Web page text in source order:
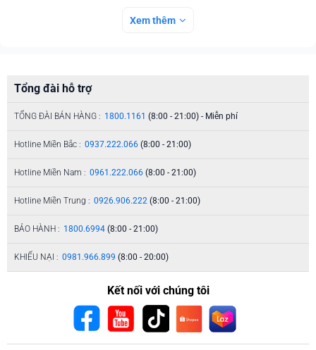
Xem thêm
Tổng đài hỗ trợ
TỔNG ĐÀI BÁN HÀNG : 1800.1161 (8:00 - 21:00) - Miễn phí
Hotline Miền Bắc : 0937.222.066 (8:00 - 21:00)
Hotline Miền Nam : 0961.222.066 (8:00 - 21:00)
Hotline Miền Trung : 0926.906.222 (8:00 - 21:00)
BẢO HÀNH : 1800.6994 (8:00 - 21:00)
KHIẾU NẠI : 0981.966.899 (8:00 - 20:00)
Kết nối với chúng tôi